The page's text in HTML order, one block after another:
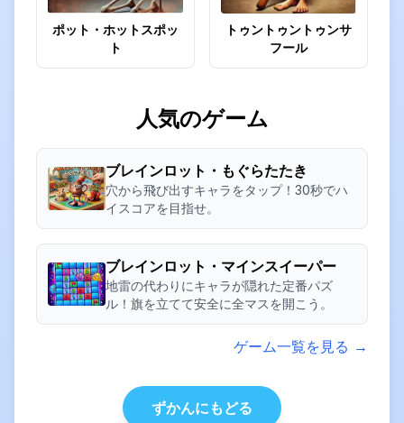
ポット・ホットスポッ
ト
トゥントゥントゥンサ
フール
人気のゲーム
ブレインロット・もぐらたたき
穴から飛び出すキャラをタップ！30秒でハ
イスコアを目指せ。
ブレインロット・マインスイーパー
地雷の代わりにキャラが隠れた定番パズ
ル！旗を立てて安全に全マスを開こう。
ゲーム一覧を見る →
ずかんにもどる